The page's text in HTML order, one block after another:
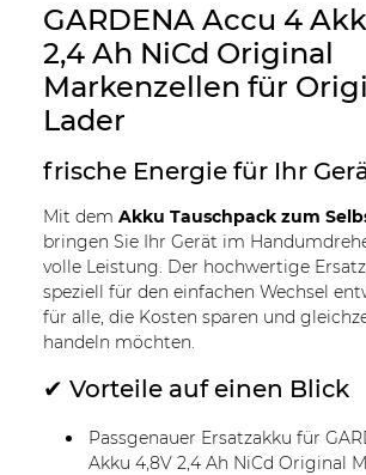
GARDENA Accu 4
2,4 Ah NiCd Original
Markenzellen für
Lader
frische Energie für Ihr
Mit dem Akku Tauschpack zum
bringen Sie Ihr Gerät im
volle Leistung. Der hochwertige
speziell für den einfachen Wechsel
für alle, die Kosten sparen und
handeln möchten.
✔ Vorteile auf einen Blick
Passgenauer Ersatzakku für
Akku 4,8V 2,4 Ah NiCd Original